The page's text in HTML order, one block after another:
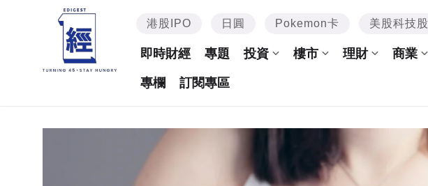
港股IPO 日圓 Pokemon卡 美股科技股
即時財經 專題 投資 樓市 理財 商業
專欄 訂閱專區